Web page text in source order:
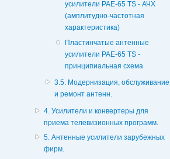
усилители РАЕ-65 TS - АЧХ
(амплитудно-частотная
характеристика)
Пластинчатые антенные
усилители РАЕ-65 TS -
принципиальная схема
3.5. Модернизация, обслуживание
и ремонт антенн.
4. Усилители и конвертеры для
приема телевизионных программ.
5. Антенные усилители зарубежных
фирм.